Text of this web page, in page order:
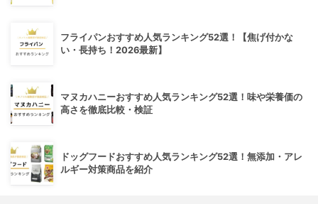
フライパンおすすめ人気ランキング52選！【焦げ付かな
い・長持ち！2026最新】
マヌカハニーおすすめ人気ランキング52選！味や栄養価の
高さを徹底比較・検証
ドッグフードおすすめ人気ランキング52選！無添加・アレ
ルギー対策商品を紹介